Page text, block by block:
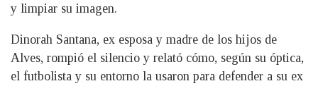
y limpiar su imagen.
Dinorah Santana, ex esposa y madre de los hijos de
Alves, rompió el silencio y relató cómo, según su óptica,
el futbolista y su entorno la usaron para defender a su ex